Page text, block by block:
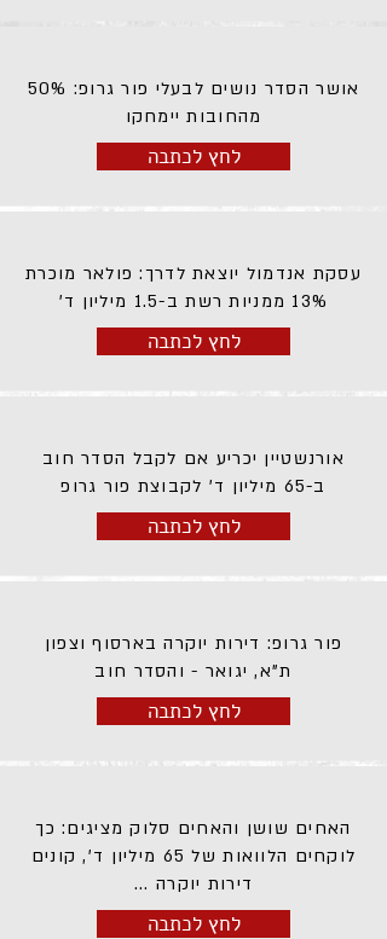
אושר הסדר נושים לבעלי פור גרופ: 50%
מהחובות יימחקו
לחץ לכתבה
עסקת אנדמול יוצאת לדרך: פולאר מוכרת
13% ממניות רשת ב-1.5 מיליון ד'
לחץ לכתבה
אורנשטיין יכריע אם לקבל הסדר חוב
ב-65 מיליון ד' לקבוצת פור גרופ
לחץ לכתבה
פור גרופ: דירות יוקרה בארסוף וצפון
ת"א, יגואר - והסדר חוב
לחץ לכתבה
האחים שושן והאחים סלוק מציגים: כך
לוקחים הלוואות של 65 מיליון ד', קונים
דירות יוקרה ...
לחץ לכתבה